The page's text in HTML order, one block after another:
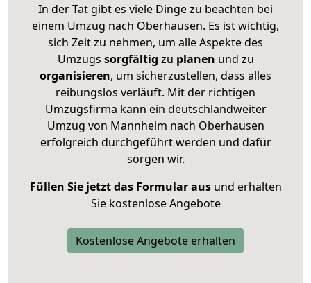
In der Tat gibt es viele Dinge zu beachten bei
einem Umzug nach Oberhausen. Es ist wichtig,
sich Zeit zu nehmen, um alle Aspekte des
Umzugs sorgfältig zu planen und zu
organisieren, um sicherzustellen, dass alles
reibungslos verläuft. Mit der richtigen
Umzugsfirma kann ein deutschlandweiter
Umzug von Mannheim nach Oberhausen
erfolgreich durchgeführt werden und dafür
sorgen wir.
Füllen Sie jetzt das Formular ausund erhalten
Sie kostenlose Angebote
Kostenlose Angebote erhalten